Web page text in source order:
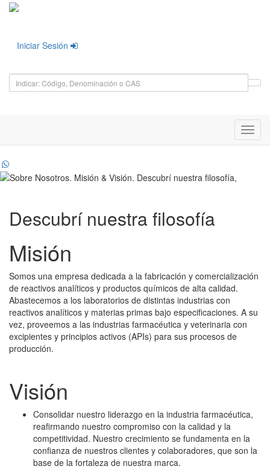
Iniciar Sesión
Descubrí nuestra filosofía
Misión
Somos una empresa dedicada a la fabricación y comercialización
de reactivos analíticos y productos químicos de alta calidad.
Abastecemos a los laboratorios de distintas industrias con
reactivos analíticos y materias primas bajo especificaciones. A su
vez, proveemos a las industrias farmacéutica y veterinaria con
excipientes y principios activos (APIs) para sus procesos de
producción.
Visión
Consolidar nuestro liderazgo en la industria farmacéutica,
reafirmando nuestro compromiso con la calidad y la
competitividad. Nuestro crecimiento se fundamenta en la
confianza de nuestros clientes y colaboradores, que son la
base de la fortaleza de nuestra marca.